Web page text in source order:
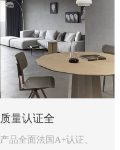
质量认证全
产品全面法国A+认证、